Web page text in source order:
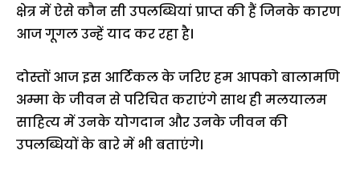
क्षेत्र में ऐसे कौन सी उपलब्धियां प्राप्त की हैं जिनके कारण
आज गूगल उन्हें याद कर रहा है।
दोस्तों आज इस आर्टिकल के जरिए हम आपको बालामणि
अम्मा के जीवन से परिचित कराएंगे साथ ही मलयालम
साहित्य में उनके योगदान और उनके जीवन की
उपलब्धियों के बारे में भी बताएंगे।